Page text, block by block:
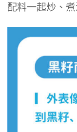
配料一起炒、